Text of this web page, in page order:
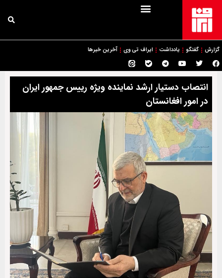
گزارش گفتگو یادداشت ایراف تی وی آخرین خبرها
انتصاب دستیار ارشد نماینده ویژه رییس جمهور ایران
در امور افغانستان